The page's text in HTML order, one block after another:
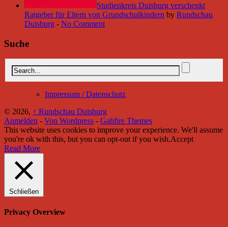
Studienkreis Duisburg verschenkt
Ratgeber für Eltern von Grundschulkindern by Rundschau
Duisburg - No Comment
Suche
Impressum / Datenschutz
© 2026, ↑ Rundschau Duisburg
Anmelden - Von Wordpress - Gabfire Themes
This website uses cookies to improve your experience. We'll assume
you're ok with this, but you can opt-out if you wish.Accept
Read More
Schließen
Privacy Overview